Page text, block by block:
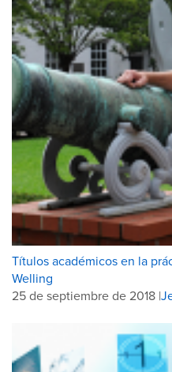
Títulos académicos en la
Welling
25 de septiembre de 2018 |